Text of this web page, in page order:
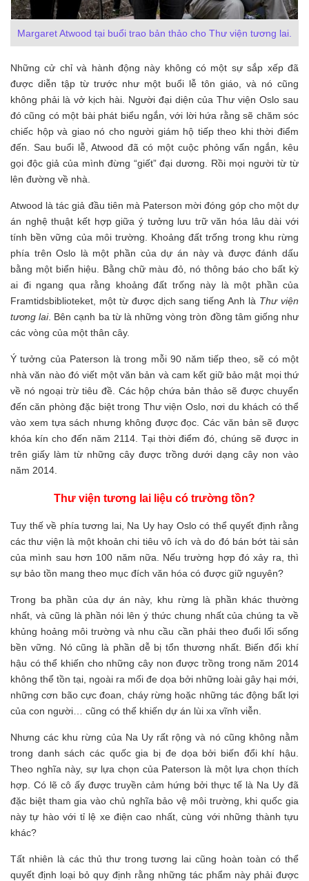
Margaret Atwood tại buổi trao bản thảo cho Thư viện tương lai.
Những cử chỉ và hành động này không có một sự sắp xếp đã
được diễn tập từ trước như một buổi lễ tôn giáo, và nó cũng
không phải là vở kịch hài. Người đại diện của Thư viện Oslo sau
đó cũng có một bài phát biểu ngắn, với lời hứa rằng sẽ chăm sóc
chiếc hộp và giao nó cho người giám hộ tiếp theo khi thời điểm
đến. Sau buổi lễ, Atwood đã có một cuộc phỏng vấn ngắn, kêu
gọi độc giả của mình đừng “giết” đại dương. Rồi mọi người từ từ
lên đường về nhà.
Atwood là tác giả đầu tiên mà Paterson mời đóng góp cho một dự
án nghệ thuật kết hợp giữa ý tưởng lưu trữ văn hóa lâu dài với
tính bền vững của môi trường. Khoảng đất trống trong khu rừng
phía trên Oslo là một phần của dự án này và được đánh dấu
bằng một biển hiệu. Bằng chữ màu đỏ, nó thông báo cho bất kỳ
ai đi ngang qua rằng khoảng đất trống này là một phần của
Framtidsbiblioteket, một từ được dịch sang tiếng Anh là Thư viện
tương lai. Bên cạnh ba từ là những vòng tròn đồng tâm giống như
các vòng của một thân cây.
Ý tưởng của Paterson là trong mỗi 90 năm tiếp theo, sẽ có một
nhà văn nào đó viết một văn bản và cam kết giữ bảo mật mọi thứ
về nó ngoại trừ tiêu đề. Các hộp chứa bản thảo sẽ được chuyển
đến căn phòng đặc biệt trong Thư viện Oslo, nơi du khách có thể
vào xem tựa sách nhưng không được đọc. Các văn bản sẽ được
khóa kín cho đến năm 2114. Tại thời điểm đó, chúng sẽ được in
trên giấy làm từ những cây được trồng dưới dạng cây non vào
năm 2014.
Thư viện tương lai liệu có trường tồn?
Tuy thế về phía tương lai, Na Uy hay Oslo có thể quyết định rằng
các thư viện là một khoản chi tiêu vô ích và do đó bán bớt tài sản
của mình sau hơn 100 năm nữa. Nếu trường hợp đó xảy ra, thì
sự bảo tồn mang theo mục đích văn hóa có được giữ nguyên?
Trong ba phần của dự án này, khu rừng là phần khác thường
nhất, và cũng là phần nói lên ý thức chung nhất của chúng ta về
khủng hoảng môi trường và nhu cầu cần phải theo đuổi lối sống
bền vững. Nó cũng là phần dễ bị tổn thương nhất. Biến đổi khí
hậu có thể khiến cho những cây non được trồng trong năm 2014
không thể tồn tại, ngoài ra mối đe dọa bởi những loài gây hại mới,
những cơn bão cực đoan, cháy rừng hoặc những tác động bất lợi
của con người… cũng có thể khiến dự án lùi xa vĩnh viễn.
Nhưng các khu rừng của Na Uy rất rộng và nó cũng không nằm
trong danh sách các quốc gia bị đe dọa bởi biến đổi khí hậu.
Theo nghĩa này, sự lựa chọn của Paterson là một lựa chọn thích
hợp. Có lẽ cô ấy được truyền cảm hứng bởi thực tế là Na Uy đã
đặc biệt tham gia vào chủ nghĩa bảo vệ môi trường, khi quốc gia
này tự hào với tỉ lệ xe điện cao nhất, cùng với những thành tựu
khác?
Tất nhiên là các thủ thư trong tương lai cũng hoàn toàn có thể
quyết định loại bỏ quy định rằng những tác phẩm này phải được